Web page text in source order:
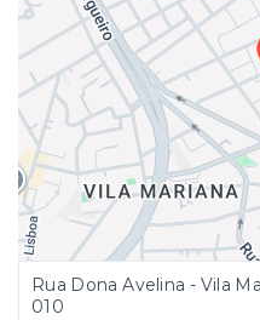
Rua Dona Avelina - Vila
010